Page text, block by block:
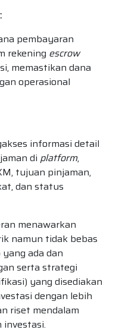
pembayaran
rekening escrow
memastikan dana
operasional
informasi detail
di platform,
tujuan pinjaman,
dan status
menawarkan
namun tidak bebas
ada dan
serta strategi
yang disediakan
dengan lebih
riset mendalam